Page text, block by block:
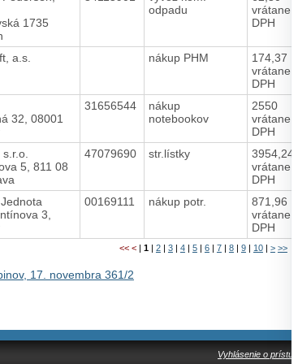
1735
odpadu
vrátane
DPH
a.s. nákup PHM
174,37
vrátane
DPH
32, 08001
31656544
nákup
notebookov
2550
vrátane
DPH
5, 811 08
47079690 str.lístky
3954,24
vrátane
DPH
3,
00169111 nákup potr.
871,96
vrátane
DPH
<< <| 1| 2| 3| 4| 5| 6| 7| 8| 9| 10| > >>
17. novembra 361/2
Vyhlásenie o